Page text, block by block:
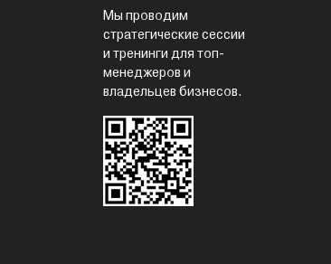
Мы проводим
стратегические сессии
и тренинги для топ-
менеджеров и
владельцев бизнесов.